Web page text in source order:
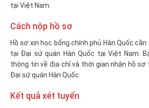
tại Việt Nam.
Cách nộp hồ sơ
Hồ sơ xin học bổng chính phủ Hàn Quốc
tại Đại sứ quán Hàn Quốc tại Việt Nam.
thông tin về địa chỉ và thời gian nhận hồ
Đại sứ quán Hàn Quốc.
Kết quả xét tuyển